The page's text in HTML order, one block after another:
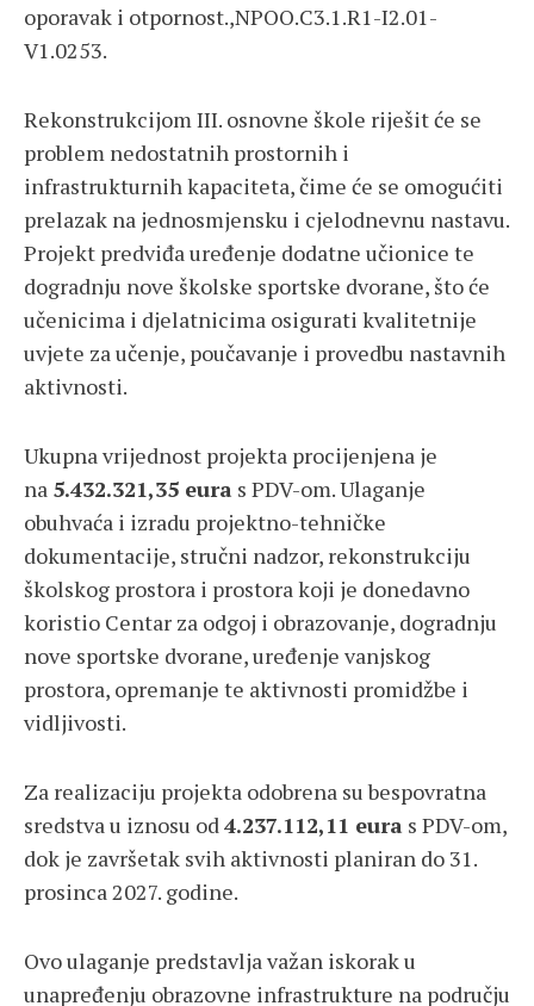
oporavak i otpornost.,NPOO.C3.1.R1-I2.01-
V1.0253.
Rekonstrukcijom III. osnovne škole riješit će se
problem nedostatnih prostornih i
infrastrukturnih kapaciteta, čime će se omogućiti
prelazak na jednosmjensku i cjelodnevnu nastavu.
Projekt predviđa uređenje dodatne učionice te
dogradnju nove školske sportske dvorane, što će
učenicima i djelatnicima osigurati kvalitetnije
uvjete za učenje, poučavanje i provedbu nastavnih
aktivnosti.
Ukupna vrijednost projekta procijenjena je
na 5.432.321,35 eura s PDV-om. Ulaganje
obuhvaća i izradu projektno-tehničke
dokumentacije, stručni nadzor, rekonstrukciju
školskog prostora i prostora koji je donedavno
koristio Centar za odgoj i obrazovanje, dogradnju
nove sportske dvorane, uređenje vanjskog
prostora, opremanje te aktivnosti promidžbe i
vidljivosti.
Za realizaciju projekta odobrena su bespovratna
sredstva u iznosu od4.237.112,11 eura s PDV-om,
dok je završetak svih aktivnosti planiran do 31.
prosinca 2027. godine.
Ovo ulaganje predstavlja važan iskorak u
unapređenju obrazovne infrastrukture na području